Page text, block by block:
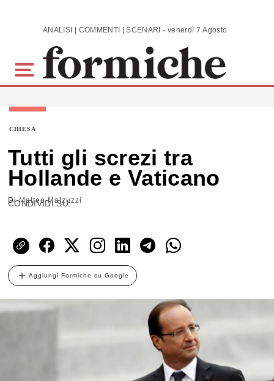
Skip to main content ANALISI | COMMENTI | SCENARI - venerdì 7 Agosto 2026
CHIESA
Tutti gli screzi tra
Hollande e Vaticano
DiMatteo Matzuzzi
CONDIVIDI SU:
Aggiungi Formiche su Google